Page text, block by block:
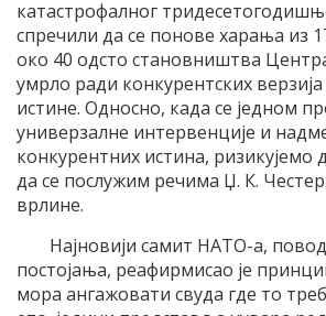
катастрофалног
спречили да се понове харања из
око 40 одсто становништва
умрло ради конкурентских
истине. Односно, када се једном
универзалне интервенције и
конкурентних истина, ризикујемо
да се послужим речима Џ. К.
врлине.
Најновији самит НАТО-а,
постојања, реафирмисао је
мора ангажовати свуда где то